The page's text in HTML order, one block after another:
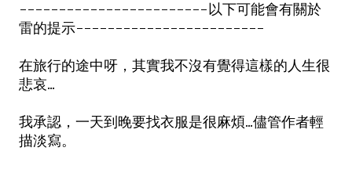
------------------------以下可能會有關於
雷的提示------------------------
在旅行的途中呀，其實我不沒有覺得這樣的人生很
悲哀...
我承認，一天到晚要找衣服是很麻煩...儘管作者輕
描淡寫。